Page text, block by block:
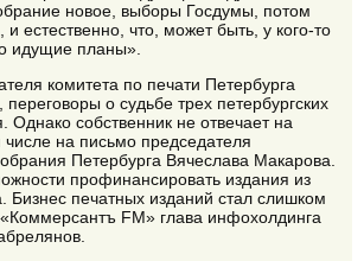
новое, выборы Госдумы, потом
естественно, что, может быть, у кого-то
идущие планы».
комитета по печати Петербурга
о судьбе трех петербургских
Однако собственник не отвечает на
на письмо председателя
Петербурга Вячеслава Макарова.
профинансировать издания из
Бизнес печатных изданий стал слишком
FM» глава инфохолдинга